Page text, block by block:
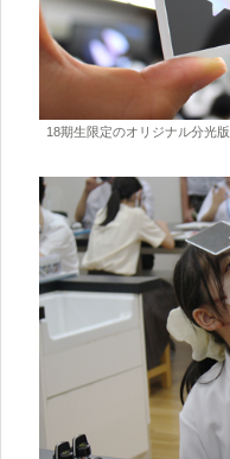
18期生限定のオリジナル分光版